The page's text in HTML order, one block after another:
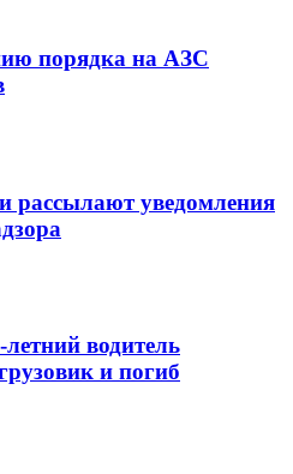
порядка на АЗС
уведомления
водитель
и погиб